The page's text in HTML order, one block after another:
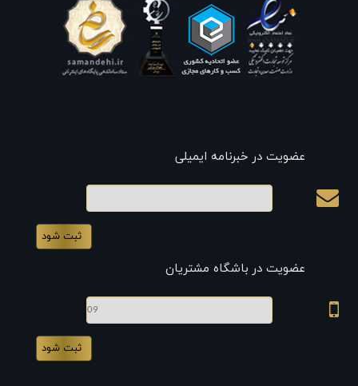
عضویت در خبرنامه ایمیلی
عضویت در باشگاه مشتریان